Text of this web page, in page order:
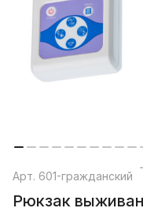
Арт. 601-гражданский
Рюкзак